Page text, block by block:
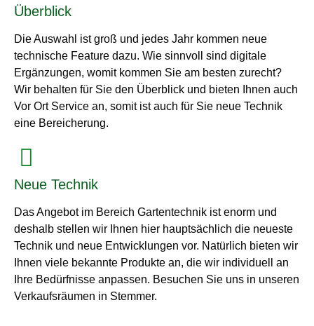
Überblick
Die Auswahl ist groß und jedes Jahr kommen neue
technische Feature dazu. Wie sinnvoll sind digitale
Ergänzungen, womit kommen Sie am besten zurecht?
Wir behalten für Sie den Überblick und bieten Ihnen auch
Vor Ort Service an, somit ist auch für Sie neue Technik
eine Bereicherung.
Neue Technik
Das Angebot im Bereich Gartentechnik ist enorm und
deshalb stellen wir Ihnen hier hauptsächlich die neueste
Technik und neue Entwicklungen vor. Natürlich bieten wir
Ihnen viele bekannte Produkte an, die wir individuell an
Ihre Bedürfnisse anpassen. Besuchen Sie uns in unseren
Verkaufsräumen in Stemmer.